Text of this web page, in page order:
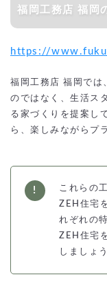
福岡工務店 福
https://
福岡工務店 福岡では
のではなく、生活ス
る家づくりを提案し
ら、楽しみながらプ
これらの
ZEH住宅
れぞれの
ZEH住宅
しましょう